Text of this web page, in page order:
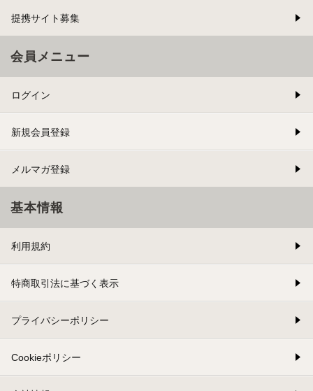
提携サイト募集
会員メニュー
ログイン
新規会員登録
メルマガ登録
基本情報
利用規約
特商取引法に基づく表示
プライバシーポリシー
Cookieポリシー